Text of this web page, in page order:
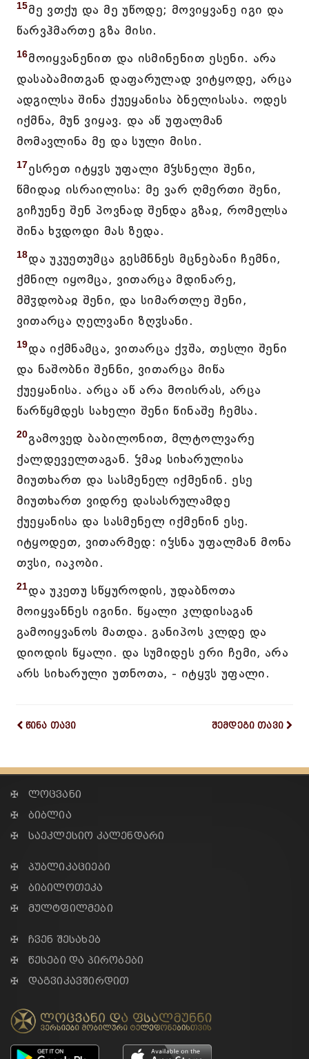
15მე ვთქუ და მე უწოდე; მოვიყვანე იგი და
წარვჰმართე გზა მისი.
16მოიყვანენით და ისმინენით ესენი. არა
დასაბამითგან დაფარულად ვიტყოდე, არცა
ადგილსა შინა ქუეყანისა ბნელისასა. ოდეს
იქმნა, მუნ ვიყავ. და აწ უფალმან
მომავლინა მე და სული მისი.
17ესრეთ იტყჳს უფალი მჴსნელი შენი,
წმიდაჲ ისრაილისა: მე ვარ ღმერთი შენი,
გიჩუენე შენ პოვნად შენდა გზაჲ, რომელსა
შინა ხჳდოდი მას ზედა.
18და უკუეთუმცა გესმნნეს მცნებანი ჩემნი,
ქმნილ იყომცა, ვითარცა მდინარე,
მშჳდობაჲ შენი, და სიმართლე შენი,
ვითარცა ღელვანი ზღჳსანი.
19და იქმნამცა, ვითარცა ქჳშა, თესლი შენი
და ნაშობნი შენნი, ვითარცა მიწა
ქუეყანისა. არცა აწ არა მოისრას, არცა
წარწყმდეს სახელი შენი წინაშე ჩემსა.
20გამოვედ ბაბილონით, მლტოლვარე
ქალდეველთაგან. ჴმაჲ სიხარულისა
მიუთხართ და სასმენელ იქმენინ. ესე
მიუთხართ ვიდრე დასასრულამდე
ქუეყანისა და სასმენელ იქმენინ ესე.
იტყოდეთ, ვითარმედ: იჴსნა უფალმან მონა
თჳსი, იაკობი.
21და უკეთუ სწყუროდის, უდაბნოთა
მოიყვანნეს იგინი. წყალი კლდისაგან
გამოიყვანოს მათდა. განიპოს კლდე და
დიოდის წყალი. და სუმიდეს ერი ჩემი, არა
არს სიხარული უთნოთა, - იტყჳს უფალი.
წინა თავი შემდეგი თავი
✠ ლოცვანი
✠ ბიბლია
✠ საეკლესიო კალენდარი
✠ პუბლიკაციები
✠ ბიბილოთეკა
✠ მულტფილმები
✠ ჩვენ შესახებ
✠ წესები და პირობები
✠ დაგვიკავშირდით